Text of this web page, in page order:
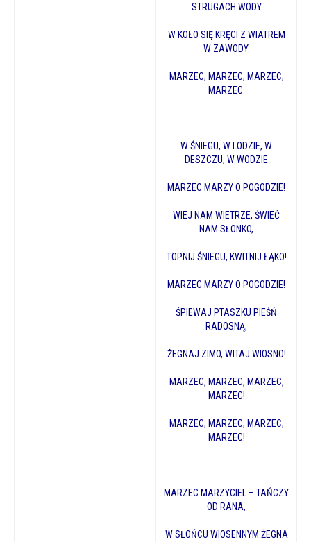
STRUGACH WODY
W KOŁO SIĘ KRĘCI Z WIATREM
W ZAWODY.
MARZEC, MARZEC, MARZEC,
MARZEC.
W ŚNIEGU, W LODZIE, W
DESZCZU, W WODZIE
MARZEC MARZY O POGODZIE!
WIEJ NAM WIETRZE, ŚWIEĆ
NAM SŁONKO,
TOPNIJ ŚNIEGU, KWITNIJ ŁĄKO!
MARZEC MARZY O POGODZIE!
ŚPIEWAJ PTASZKU PIEŚŃ
RADOSNĄ,
ŻEGNAJ ZIMO, WITAJ WIOSNO!
MARZEC, MARZEC, MARZEC,
MARZEC!
MARZEC, MARZEC, MARZEC,
MARZEC!
MARZEC MARZYCIEL – TAŃCZY
OD RANA,
W SŁOŃCU WIOSENNYM ŻEGNA